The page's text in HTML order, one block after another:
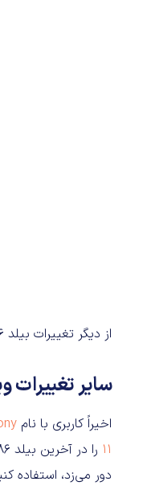
از دیگر تغییرات بیلد 27686 می‌توان به تغییراتی در حجم پارتیشن HDR ،FAT32 و Windows Sandbox اشاره کرد.
سایر تغییرات
اخیراً کاربری با نام
11
دور می‌زد، استفاده